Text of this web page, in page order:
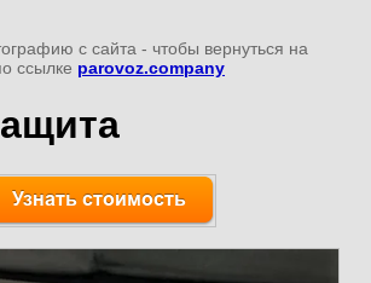
с сайта - чтобы вернуться на
ссылке parovoz.company